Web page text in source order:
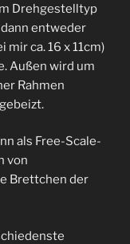
Drehgestelltyp
entweder
ca. 16 x 11cm)
Außen wird um
Rahmen
als Free-Scale-
von
Brettchen der